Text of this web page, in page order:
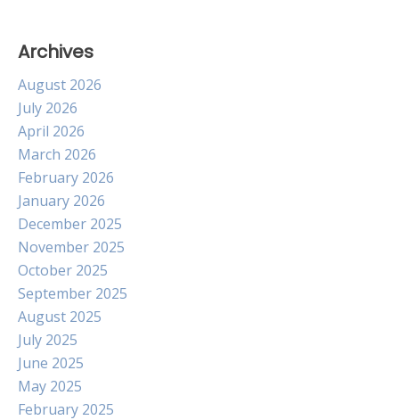
Archives
August 2026
July 2026
April 2026
March 2026
February 2026
January 2026
December 2025
November 2025
October 2025
September 2025
August 2025
July 2025
June 2025
May 2025
February 2025